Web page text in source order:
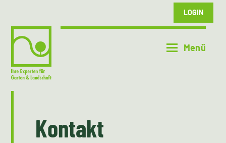
LOGIN
Kontakt